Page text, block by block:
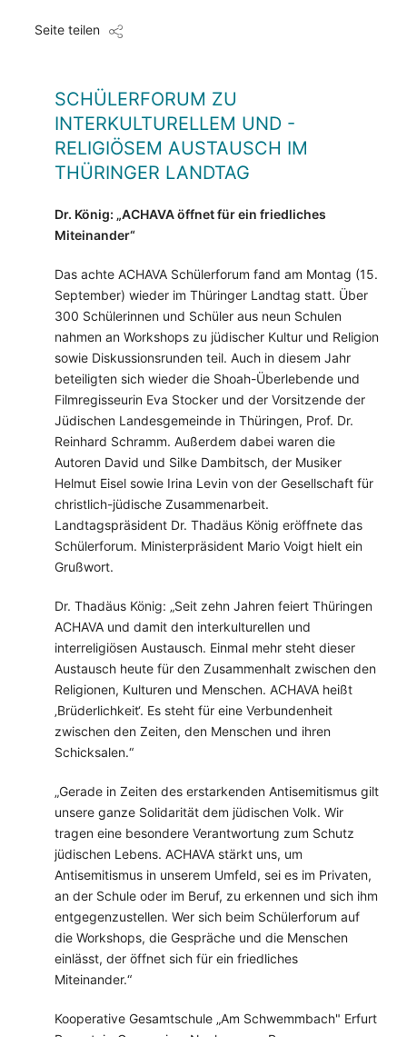
Seite teilen
SCHÜLERFORUM ZU
INTERKULTURELLEM UND -
RELIGIÖSEM AUSTAUSCH IM
THÜRINGER LANDTAG
Dr. König: „ACHAVA öffnet für ein friedliches
Miteinander“
Das achte ACHAVA Schülerforum fand am Montag (15.
September) wieder im Thüringer Landtag statt. Über
300 Schülerinnen und Schüler aus neun Schulen
nahmen an Workshops zu jüdischer Kultur und Religion
sowie Diskussionsrunden teil. Auch in diesem Jahr
beteiligten sich wieder die Shoah-Überlebende und
Filmregisseurin Eva Stocker und der Vorsitzende der
Jüdischen Landesgemeinde in Thüringen, Prof. Dr.
Reinhard Schramm. Außerdem dabei waren die
Autoren David und Silke Dambitsch, der Musiker
Helmut Eisel sowie Irina Levin von der Gesellschaft für
christlich-jüdische Zusammenarbeit.
Landtagspräsident Dr. Thadäus König eröffnete das
Schülerforum. Ministerpräsident Mario Voigt hielt ein
Grußwort.
Dr. Thadäus König: „Seit zehn Jahren feiert Thüringen
ACHAVA und damit den interkulturellen und
interreligiösen Austausch. Einmal mehr steht dieser
Austausch heute für den Zusammenhalt zwischen den
Religionen, Kulturen und Menschen. ACHAVA heißt
‚Brüderlichkeit‘. Es steht für eine Verbundenheit
zwischen den Zeiten, den Menschen und ihren
Schicksalen.“
„Gerade in Zeiten des erstarkenden Antisemitismus gilt
unsere ganze Solidarität dem jüdischen Volk. Wir
tragen eine besondere Verantwortung zum Schutz
jüdischen Lebens. ACHAVA stärkt uns, um
Antisemitismus in unserem Umfeld, sei es im Privaten,
an der Schule oder im Beruf, zu erkennen und sich ihm
entgegenzustellen. Wer sich beim Schülerforum auf
die Workshops, die Gespräche und die Menschen
einlässt, der öffnet sich für ein friedliches
Miteinander.“
Kooperative Gesamtschule „Am Schwemmbach" Erfurt